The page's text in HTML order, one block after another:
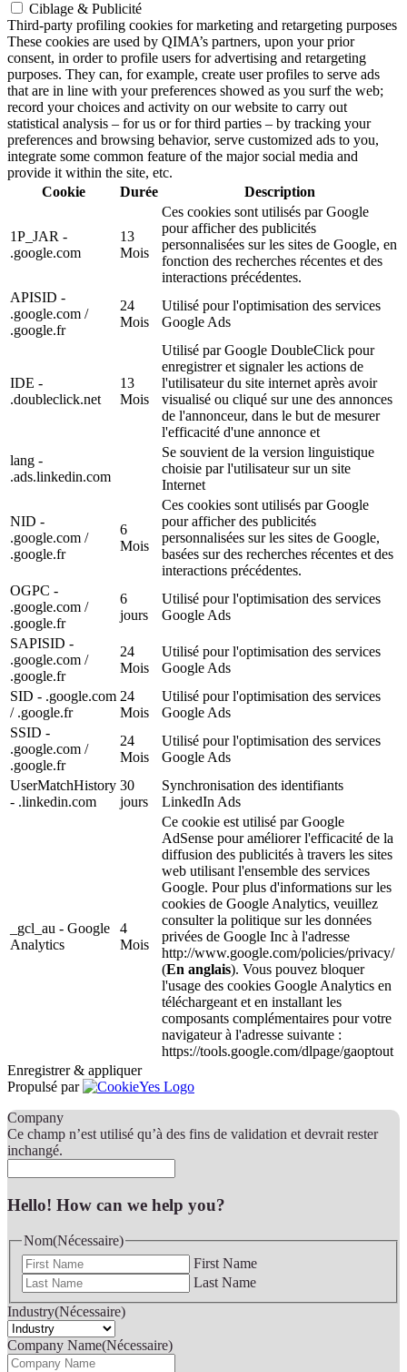
Ciblage & Publicité
Third-party profiling cookies for marketing and retargeting purposes
These cookies are used by QIMA’s partners, upon your prior
consent, in order to profile users for advertising and retargeting
purposes. They can, for example, create user profiles to serve ads
that are in line with your preferences showed as you surf the web;
record your choices and activity on our website to carry out
statistical analysis – for us or for third parties – by tracking your
preferences and browsing behavior, serve customized ads to you,
integrate some common feature of the major social media and
provide it within the site, etc.
Cookie
Durée Description
1P_JAR -
.google.com
13
Mois
Ces cookies sont utilisés par Google
pour afficher des publicités
personnalisées sur les sites de Google, en
fonction des recherches récentes et des
interactions précédentes.
APISID -
.google.com /
.google.fr
24
Mois
Utilisé pour l'optimisation des services
Google Ads
IDE -
.doubleclick.net
13
Mois
Utilisé par Google DoubleClick pour
enregistrer et signaler les actions de
l'utilisateur du site internet après avoir
visualisé ou cliqué sur une des annonces
de l'annonceur, dans le but de mesurer
l'efficacité d'une annonce et
lang -
.ads.linkedin.com
Se souvient de la version linguistique
choisie par l'utilisateur sur un site
Internet
NID -
.google.com /
.google.fr
6
Mois
Ces cookies sont utilisés par Google
pour afficher des publicités
personnalisées sur les sites de Google,
basées sur des recherches récentes et des
interactions précédentes.
OGPC -
.google.com /
.google.fr
6
jours
Utilisé pour l'optimisation des services
Google Ads
SAPISID -
.google.com /
.google.fr
24
Mois
Utilisé pour l'optimisation des services
Google Ads
SID - .google.com
/ .google.fr
24
Mois
Utilisé pour l'optimisation des services
Google Ads
SSID -
.google.com /
.google.fr
24
Mois
Utilisé pour l'optimisation des services
Google Ads
UserMatchHistory
- .linkedin.com
30
jours
Synchronisation des identifiants
LinkedIn Ads
_gcl_au - Google
Analytics
4
Mois
Ce cookie est utilisé par Google
AdSense pour améliorer l'efficacité de la
diffusion des publicités à travers les sites
web utilisant l'ensemble des services
Google. Pour plus d'informations sur les
cookies de Google Analytics, veuillez
consulter la politique sur les données
privées de Google Inc à l'adresse
http://www.google.com/policies/privacy/
(En anglais). Vous pouvez bloquer
l'usage des cookies Google Analytics en
téléchargeant et en installant les
composants complémentaires pour votre
navigateur à l'adresse suivante :
https://tools.google.com/dlpage/gaoptout
Enregistrer & appliquer
Propulsé par
Company
Ce champ n’est utilisé qu’à des fins de validation et devrait rester
inchangé.
Hello! How can we help you?
Nom(Nécessaire)
First Name
Last Name
Industry(Nécessaire)
Company Name(Nécessaire)